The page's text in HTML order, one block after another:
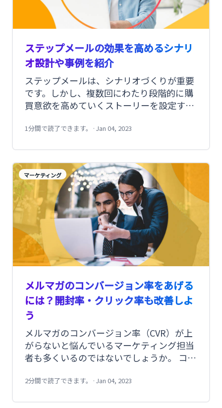
ステップメールの効果を高めるシナリ
オ設計や事例を紹介
ステップメールは、シナリオづくりが重要
です。しかし、複数回にわたり段階的に購
買意欲を高めていくストーリーを設定する
成し始めたが、途中で挫折してしまった」
方、シナリオ設計の一例をご紹介します。
1分間で読了できます。 · Jan 04, 2023
マーケティング
メルマガのコンバージョン率をあげる
には？開封率・クリック率も改善しよ
う
メルマガのコンバージョン率（CVR）が上
がらないと悩んでいるマーケティング担当
者も多くいるのではないでしょうか。 コン
であり、売り上げに直結する指標です。そ
2分間で読了できます。 · Jan 04, 2023